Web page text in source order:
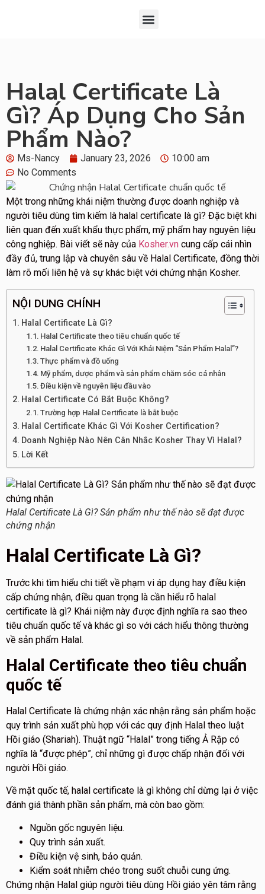
Halal Certificate Là
Gì? Áp Dụng Cho Sản
Phẩm Nào?
Ms-Nancy January 23, 2026
10:00 am
No Comments
Một trong những khái niệm thường được doanh nghiệp và
người tiêu dùng tìm kiếm là halal certificate là gì? Đặc biệt khi
liên quan đến xuất khẩu thực phẩm, mỹ phẩm hay nguyên liệu
công nghiệp. Bài viết sẽ này của Kosher.vn cung cấp cái nhìn
đầy đủ, trung lập và chuyên sâu về Halal Certificate, đồng thời
làm rõ mối liên hệ và sự khác biệt với chứng nhận Kosher.
NỘI DUNG CHÍNH
Halal Certificate Là Gì?
Halal Certificate theo tiêu chuẩn quốc tế
Halal Certificate Khác Gì Với Khái Niệm “Sản Phẩm Halal”?
Thực phẩm và đồ uống
Mỹ phẩm, dược phẩm và sản phẩm chăm sóc cá nhân
Điều kiện về nguyên liệu đầu vào
Halal Certificate Có Bắt Buộc Không?
Trường hợp Halal Certificate là bắt buộc
Halal Certificate Khác Gì Với Kosher Certification?
Doanh Nghiệp Nào Nên Cân Nhắc Kosher Thay Vì Halal?
Lời Kết
Halal Certificate Là Gì? Sản phẩm như thế nào sẽ đạt được
chứng nhận
Halal Certificate Là Gì?
Trước khi tìm hiểu chi tiết về phạm vi áp dụng hay điều kiện
cấp chứng nhận, điều quan trọng là cần hiểu rõ halal
certificate là gì? Khái niệm này được định nghĩa ra sao theo
tiêu chuẩn quốc tế và khác gì so với cách hiểu thông thường
về sản phẩm Halal.
Halal Certificate theo tiêu chuẩn
quốc tế
Halal Certificate là chứng nhận xác nhận rằng sản phẩm hoặc
quy trình sản xuất phù hợp với các quy định Halal theo luật
Hồi giáo (Shariah). Thuật ngữ “Halal” trong tiếng Ả Rập có
nghĩa là “được phép”, chỉ những gì được chấp nhận đối với
người Hồi giáo.
Về mặt quốc tế, halal certificate là gì không chỉ dừng lại ở việc
đánh giá thành phần sản phẩm, mà còn bao gồm:
Nguồn gốc nguyên liệu.
Quy trình sản xuất.
Điều kiện vệ sinh, bảo quản.
Kiểm soát nhiễm chéo trong suốt chuỗi cung ứng.
Chứng nhận Halal giúp người tiêu dùng Hồi giáo yên tâm rằng